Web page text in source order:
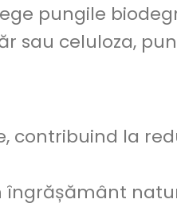
pungile
sau celuloza,
contribuind la
îngrășământ